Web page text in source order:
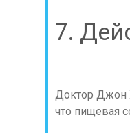
7.
Доктор Джон
что пищевая